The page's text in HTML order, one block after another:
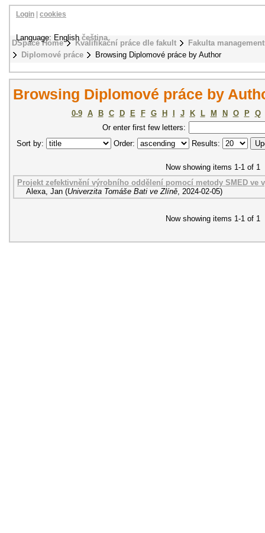
DSpace Home Kvalifikační práce dle fakult
Fakulta
Diplomové práce
Browsing Diplomové práce by Author
Login cookies
Language: Englishčeština
Browsing Diplomové práce by
0-9 A B C D E F G H J K L M N O P
Q
Or enter first few letters:
Sort by:
Order: Results:
Now showing items 1-1 of 1
Projekt zefektivnění výrobního oddělení pomocí metody SMED ve
Alexa, Jan (Univerzita Tomáše Bati ve Zlíně, 2024-02-05)
Now showing items 1-1 of 1